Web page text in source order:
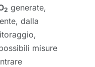
2 generate,
dalla
misure